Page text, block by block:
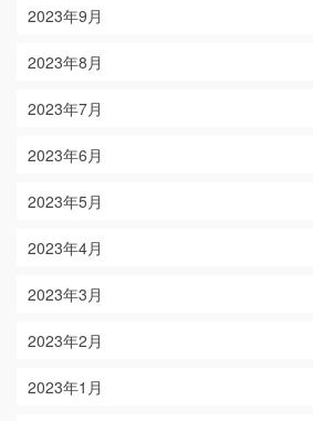
2023年9月
2023年8月
2023年7月
2023年6月
2023年5月
2023年4月
2023年3月
2023年2月
2023年1月